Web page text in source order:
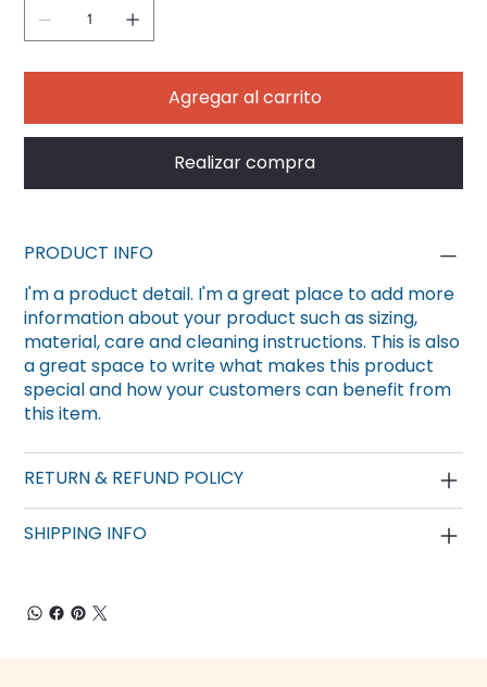
Agregar al carrito
Realizar compra
PRODUCT INFO
I'm a product detail. I'm a great place to add more
information about your product such as sizing,
material, care and cleaning instructions. This is also
a great space to write what makes this product
special and how your customers can benefit from
this item.
RETURN & REFUND POLICY
SHIPPING INFO